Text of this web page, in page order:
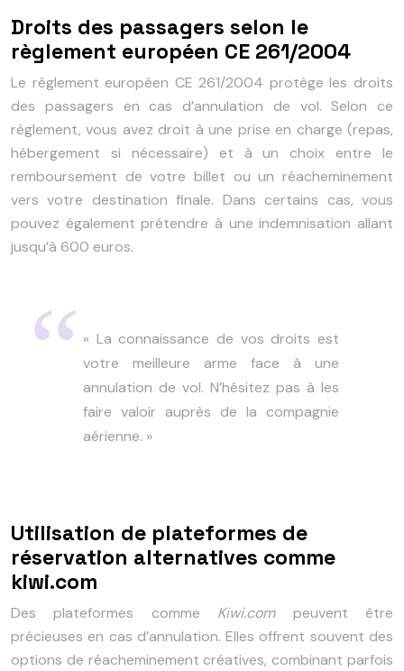
Droits des passagers selon le
règlement européen CE 261/2004
Le règlement européen CE 261/2004 protège les droits
des passagers en cas d’annulation de vol. Selon ce
règlement, vous avez droit à une prise en charge (repas,
hébergement si nécessaire) et à un choix entre le
remboursement de votre billet ou un réacheminement
vers votre destination finale. Dans certains cas, vous
pouvez également prétendre à une indemnisation allant
jusqu’à 600 euros.
« La connaissance de vos droits est
votre meilleure arme face à une
annulation de vol. N’hésitez pas à les
faire valoir auprès de la compagnie
aérienne. »
Utilisation de plateformes de
réservation alternatives comme
kiwi.com
Des plateformes comme Kiwi.com peuvent être
précieuses en cas d’annulation. Elles offrent souvent des
options de réacheminement créatives, combinant parfois